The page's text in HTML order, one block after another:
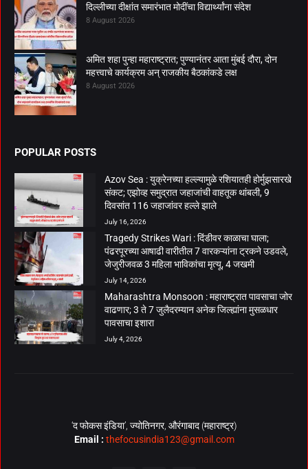
दिल्लीच्या दीक्षांत समारंभात मोदींचा विद्यार्थ्यांना संदेश
8 August 2026
अमित शहा पुन्हा महाराष्ट्रात; पुण्यानंतर आता मुंबई दौरा, दोन
महत्त्वाचे कार्यक्रम अन् राजकीय बैठकांकडे लक्ष
8 August 2026
POPULAR POSTS
Azov Sea : युक्रेनच्या हल्ल्यामुळे रशियातही होर्मुझसारखे
संकट; एझोव्ह समुद्रात जहाजांची वाहतूक थांबली, 9
दिवसांत 116 जहाजांवर हल्ले झाले
July 16, 2026
Tragedy Strikes Wari : दिंडीवर काळाचा घाला;
पंढरपूरच्या आषाढी वारीतील 7 वारकऱ्यांना ट्रकने उडवले,
जेजुरीजवळ 3 महिला भाविकांचा मृत्यू, 4 जखमी
July 14, 2026
Maharashtra Monsoon : महाराष्ट्रात पावसाचा जोर
वाढणार; 3 ते 7 जुलैदरम्यान अनेक जिल्ह्यांना मुसळधार
पावसाचा इशारा
July 4, 2026
‘द फोकस इंडिया’, ज्योतिनगर, औरंगाबाद (महाराष्ट्र)
Email : thefocusindia123@gmail.com